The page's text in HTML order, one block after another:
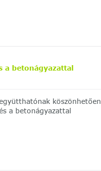
a betonágyazattal
köszönhetően
a betonágyazattal